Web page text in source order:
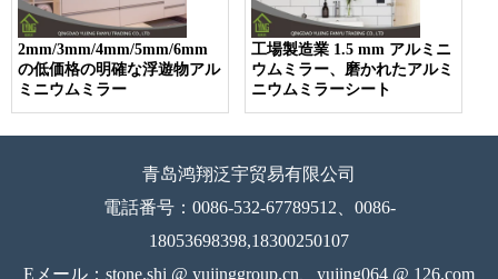
2mm/3mm/4mm/5mm/6mm
の低価格の明確な浮遊物アル
ミニウムミラー
工場製造業 1.5 mm アルミニ
ウムミラー、磨かれたアルミ
ニウムミラーシート
青岛鸿翔泛宇贸易有限公司
電話番号：0086-532-67789512、0086-
18053698398,18300250107
Eメール：stone.shi @ yujinggroup.cn、yujing064 @ 126.com